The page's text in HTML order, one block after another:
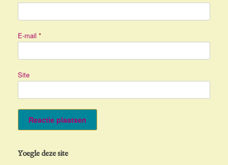
E-mail *
Site
Yoegle deze site